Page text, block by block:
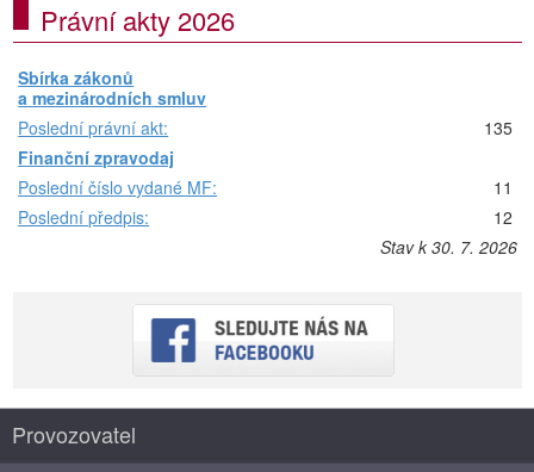
Právní akty 2026
Sbírka zákonů
a mezinárodních smluv
Poslední právní akt:
135
Finanční zpravodaj
Poslední číslo vydané MF:
11
Poslední předpis:
12
Stav k 30. 7. 2026
Provozovatel